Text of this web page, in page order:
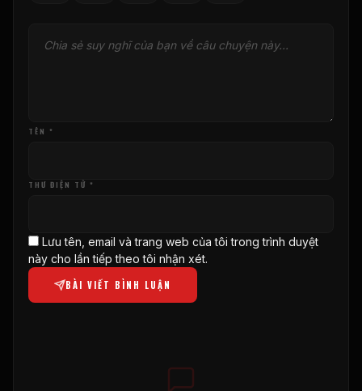
TÊN *
THƯ ĐIỆN TỬ *
Lưu tên, email và trang web của tôi trong trình duyệt
này cho lần tiếp theo tôi nhận xét.
BÀI VIẾT BÌNH LUẬN